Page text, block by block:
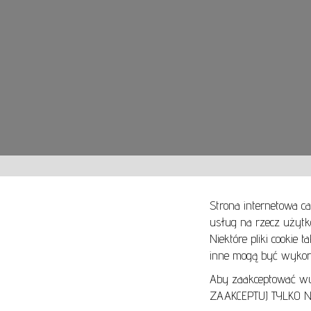
Strona internetowa
usług na rzecz
Niektóre pliki cookie
inne mogą być
Aby zaakceptować
ZAAKCEPTUJ TYLKO
SPOSOBY PŁATNOŚCI
SPOSOBY DOSTAWY
ZWROTY I REKLAMACJE